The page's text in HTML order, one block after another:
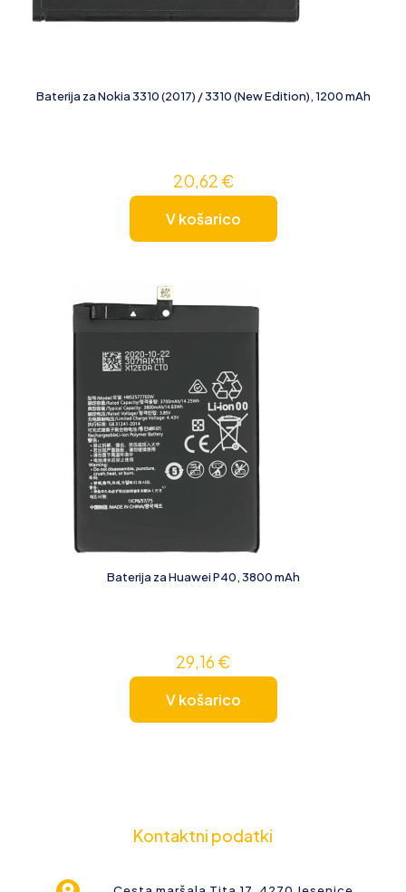
Baterija za Nokia 3310 (2017) / 3310 (New Edition), 1200 mAh
20,62 €
V košarico
Baterija za Huawei P40, 3800 mAh
29,16€
V košarico
Kontaktni podatki